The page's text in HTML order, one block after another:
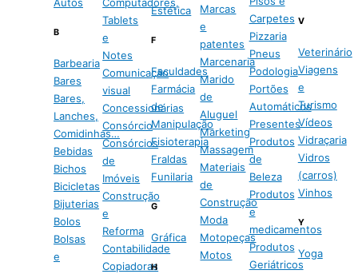
B
Barbearia
Bares
Bares,
Lanches,
Comidinhas…
Bebidas
Bichos
Bicicletas
Bijuterias
Bolos
Bolsas
e
Tablets
e
Notes
Comunicação
visual
Concessionárias
Consórcio
Consórcios
de
Imóveis
Construção
e
Reforma
Contabilidade
Copiadoras
Estética
F
Faculdades
Farmácia
de
Manipulação
Fisioterapia
Fraldas
Funilaria
G
Gráfica
H
Marcas
e
patentes
Marcenaria
Marido
de
Aluguel
Marketing
Massagem
Materiais
de
Construção
Moda
Motopeças
Motos
Carpetes
Pizzaria
Pneus
Podologia
Portões
Automáticos
Presentes
Produtos
de
Beleza
Produtos
e
medicamentos
Produtos
Geriátricos
V
Veterinário
Viagens
e
Turismo
Vídeos
Vidraçaria
Vidros
(carros)
Vinhos
Y
Yoga